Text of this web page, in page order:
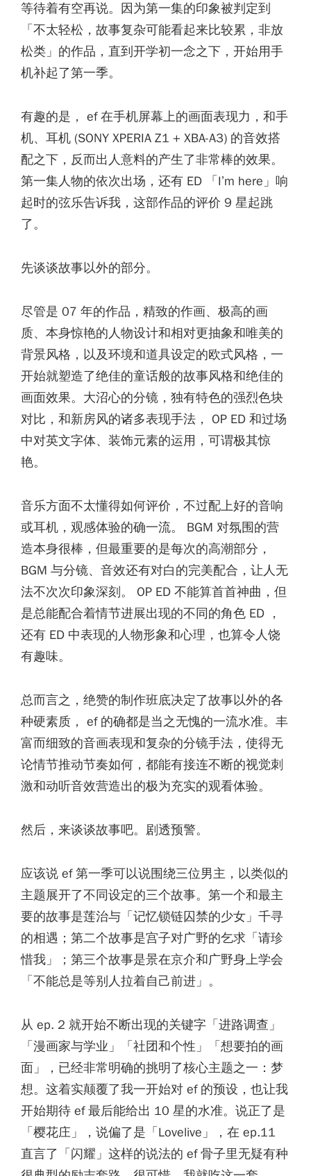
等待着有空再说。因为第一集的印象被判定到
「不太轻松，故事复杂可能看起来比较累，非放
松类」的作品，直到开学初一念之下，开始用手
机补起了第一季。
有趣的是， ef 在手机屏幕上的画面表现力，和手
机、耳机 (SONY XPERIA Z1 + XBA-A3) 的音效搭
配之下，反而出人意料的产生了非常棒的效果。
第一集人物的依次出场，还有 ED 「I’m here」响
起时的弦乐告诉我，这部作品的评价 9 星起跳
了。
先谈谈故事以外的部分。
尽管是 07 年的作品，精致的作画、极高的画
质、本身惊艳的人物设计和相对更抽象和唯美的
背景风格，以及环境和道具设定的欧式风格，一
开始就塑造了绝佳的童话般的故事风格和绝佳的
画面效果。大沼心的分镜，独有特色的强烈色块
对比，和新房风的诸多表现手法， OP ED 和过场
中对英文字体、装饰元素的运用，可谓极其惊
艳。
音乐方面不太懂得如何评价，不过配上好的音响
或耳机，观感体验的确一流。 BGM 对氛围的营
造本身很棒，但最重要的是每次的高潮部分，
BGM 与分镜、音效还有对白的完美配合，让人无
法不次次印象深刻。 OP ED 不能算首首神曲，但
是总能配合着情节进展出现的不同的角色 ED ，
还有 ED 中表现的人物形象和心理，也算令人饶
有趣味。
总而言之，绝赞的制作班底决定了故事以外的各
种硬素质， ef 的确都是当之无愧的一流水准。丰
富而细致的音画表现和复杂的分镜手法，使得无
论情节推动节奏如何，都能有接连不断的视觉刺
激和动听音效营造出的极为充实的观看体验。
然后，来谈谈故事吧。剧透预警。
应该说 ef 第一季可以说围绕三位男主，以类似的
主题展开了不同设定的三个故事。第一个和最主
要的故事是莲治与「记忆锁链囚禁的少女」千寻
的相遇；第二个故事是宫子对广野的乞求「请珍
惜我」；第三个故事是景在京介和广野身上学会
「不能总是等别人拉着自己前进」。
从 ep. 2 就开始不断出现的关键字「进路调查」
「漫画家与学业」「社团和个性」「想要拍的画
面」，已经非常明确的挑明了核心主题之一：梦
想。这着实颠覆了我一开始对 ef 的预设，也让我
开始期待 ef 最后能给出 10 星的水准。说正了是
「樱花庄」，说偏了是「Lovelive」，在 ep.11
直言了「闪耀」这样的说法的 ef 骨子里无疑有种